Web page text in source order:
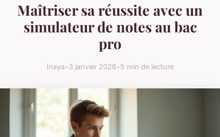
Maîtriser sa réussite avec un
simulateur de notes au bac
pro
Inaya•3 janvier 2026•5 min de lecture